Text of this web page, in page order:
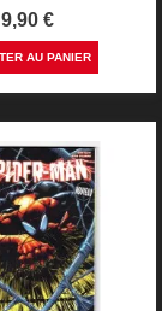
Prix
9,90 €
AU PANIER